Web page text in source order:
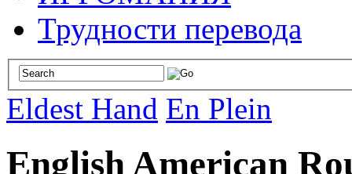
Трудности перевода
Eldest Hand En Plein
English American